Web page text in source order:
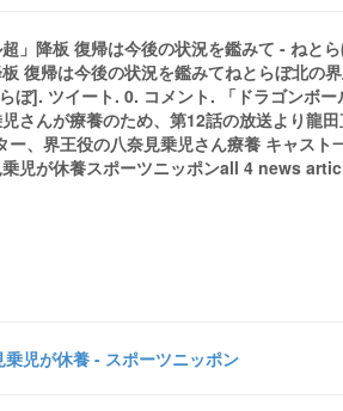
」降板 復帰は今後の状況を鑑みて - ねと
復帰は今後の状況を鑑みてねとらぼ北の
ぼ]. ツイート. 0. コメント. 「ドラゴンボー
さんが療養のため、第12話の放送より龍
、界王役の八奈見乗児さん療養 キャスト
児が休養スポーツニッポンall 4 news
乗児が休養 - スポーツニッポン